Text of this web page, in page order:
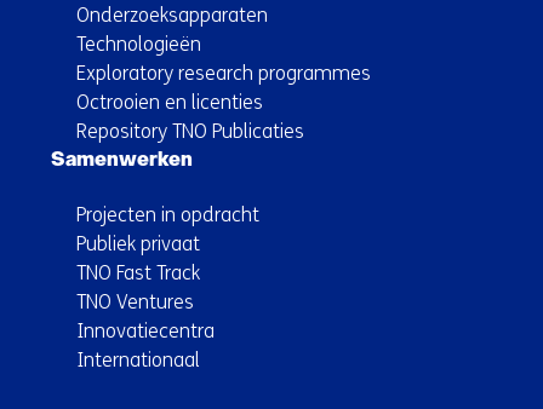
Onderzoeksapparaten
Technologieën
Exploratory research programmes
Octrooien en licenties
Repository TNO Publicaties
Samenwerken
Projecten in opdracht
Publiek privaat
TNO Fast Track
TNO Ventures
Innovatiecentra
Internationaal